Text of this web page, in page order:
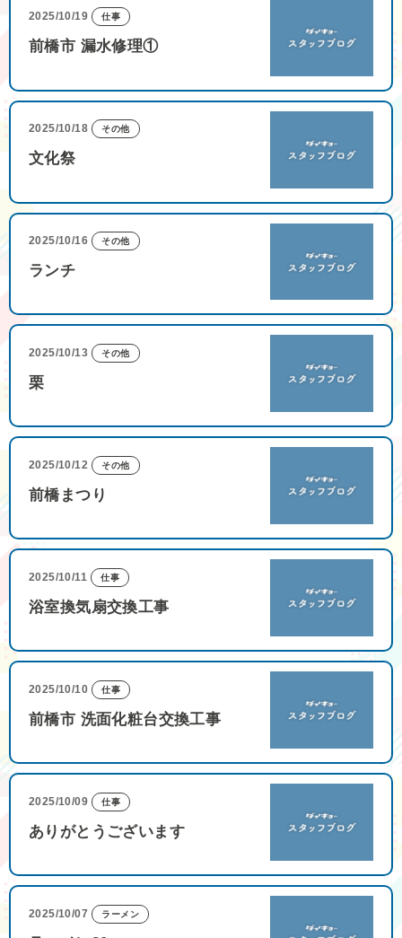
2025/10/19 仕事
前橋市 漏水修理①
2025/10/18 その他
文化祭
2025/10/16 その他
ランチ
2025/10/13 その他
栗
2025/10/12 その他
前橋まつり
2025/10/11 仕事
浴室換気扇交換工事
2025/10/10 仕事
前橋市 洗面化粧台交換工事
2025/10/09 仕事
ありがとうございます
2025/10/07 ラーメン